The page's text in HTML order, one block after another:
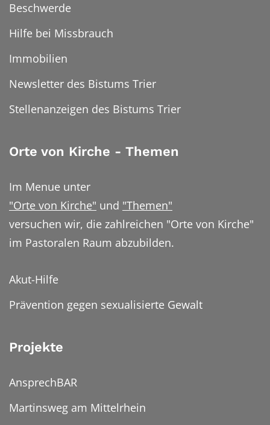
Beschwerde
Hilfe bei Missbrauch
Immobilien
Newsletter des Bistums Trier
Stellenanzeigen des Bistums Trier
Orte von Kirche - Themen
Im Menue unter
"Orte von Kirche" und "Themen"
versuchen wir, die zahlreichen "Orte von Kirche"
im Pastoralen Raum abzubilden.
Akut-Hilfe
Prävention gegen sexualisierte Gewalt
Projekte
AnsprechBAR
Martinsweg am Mittelrhein